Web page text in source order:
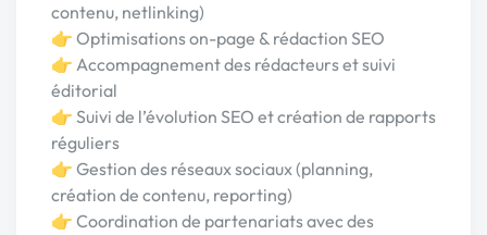
contenu, netlinking)
👉 Optimisations on-page & rédaction SEO
👉 Accompagnement des rédacteurs et suivi
éditorial
👉 Suivi de l’évolution SEO et création de rapports
réguliers
👉 Gestion des réseaux sociaux (planning,
création de contenu, reporting)
👉 Coordination de partenariats avec des